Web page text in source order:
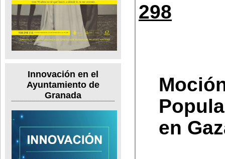
Innovación en el
Ayuntamiento de
Granada
298
en